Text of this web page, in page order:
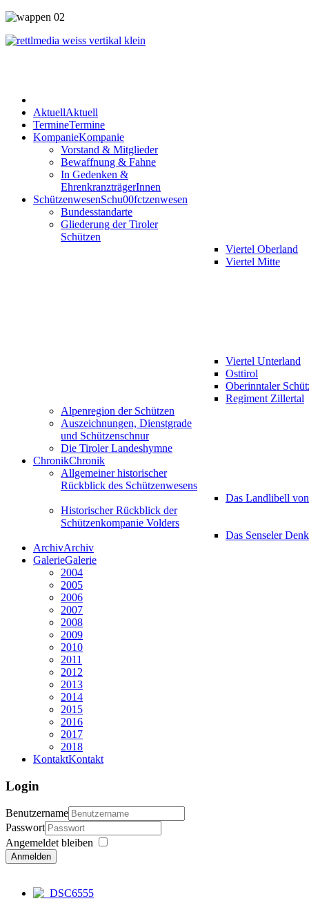
AktuellAktuell
TermineTermine
KompanieKompanie
Vorstand & Mitglieder
Bewaffnung & Fahne
In Gedenken &
EhrenkranzträgerInnen
SchützenwesenSchu00fctzenwesen
Bundesstandarte
Gliederung der Tiroler
Schützen
Viertel Oberland
Viertel Mitte
Viertel Unterland
Osttirol
Oberinntaler
Regiment Zillertal
Alpenregion der Schützen
Auszeichnungen, Dienstgrade
und Schützenschnur
Die Tiroler Landeshymne
ChronikChronik
Allgemeiner historischer
Rückblick des Schützenwesens
Das Landlibell
Historischer Rückblick der
Schützenkompanie Volders
Das Senseler
ArchivArchiv
GalerieGalerie
2004
2005
2006
2007
2008
2009
2010
2011
2012
2013
2014
2015
2016
2017
2018
KontaktKontakt
Login
Benutzername
Passwort
Angemeldet bleiben
Anmelden